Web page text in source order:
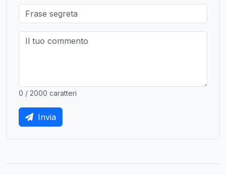
0 / 2000 caratteri
Invia